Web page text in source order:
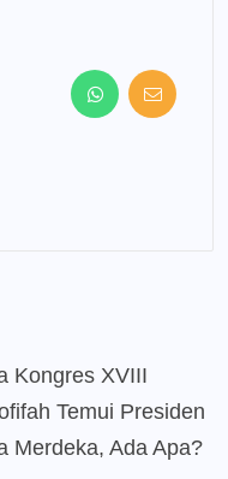
Kongres XVIII
Temui Presiden
Merdeka, Ada Apa?